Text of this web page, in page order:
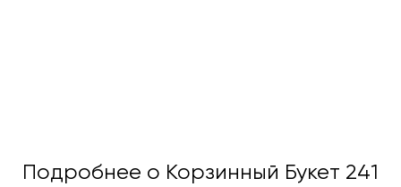
Подробнее о Корзинный Букет 241